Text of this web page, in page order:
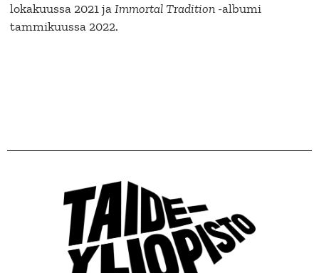
lokakuussa 2021 jaImmortal Tradition -albumi
tammikuussa 2022.